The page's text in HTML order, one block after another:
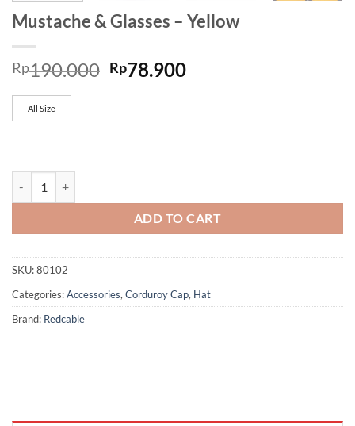
Mustache & Glasses – Yellow
Rp190.000 Rp78.900
All Size
ADD TO CART
SKU:80102
Categories:Accessories, Corduroy Cap, Hat
Brand: Redcable